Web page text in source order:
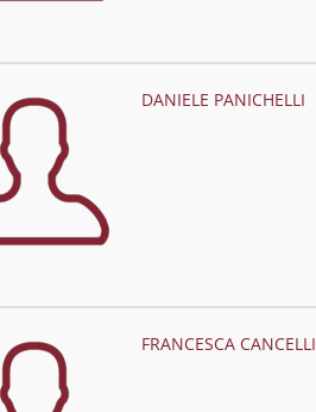
DANIELE PANICHELLI
FRANCESCA CANCELLI